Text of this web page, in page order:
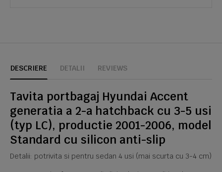
DESCRIERE DETALII REVIEWS
Tavita portbagaj Hyundai Accent
generatia a 2-a hatchback cu 3-5 usi
(typ LC), productie 2001-2006, model
Standard cu silicon anti-slip
Detalii: potrivita si pentru sedan 4 usi (mai scurta cu 3-4 cm)